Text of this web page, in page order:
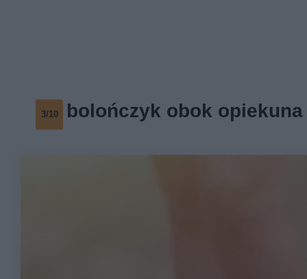
3/10 bolończyk obok opiekuna